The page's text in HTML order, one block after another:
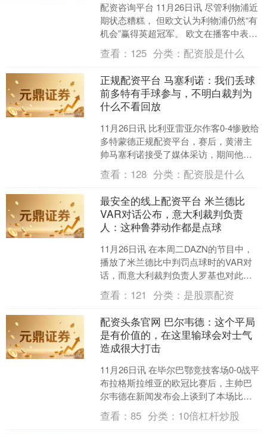
配资咨询平台 11月26日讯 尽管利物浦近
期状态糟糕， 但欧文认为利物浦仍然“有
机会”赢得英超冠军。 欧文在播客中表
示：“他们很可能无缘冠军，但我仍然认
为他们有....
查看： 125 分类： 配资股是什么
正规配资平台 马塞利诺：我们丢球
前多特有手球参与，不明白裁判为
什么不看回放
11月26日讯 比利亚雷亚尔作客0-4惨败给
多特蒙德正规配资平台，赛后，黄潜主
帅马塞利诺接受了媒体采访，期间他分
析了本场失利并谈到了裁判的争议判
罚。 马塞利诺说....
查看： 128 分类： 配资股是什么
最安全的线上配资平台 米兰德比
VAR对话公布，意大利裁判负责
人：这种鲁莽动作都是点球
11月26日讯 在本周二DAZN的节目中，
播放了米兰德比中判罚点球时的VAR对
话，而意大利裁判负责人罗基也对此进
行了点评。 在上一轮意甲联赛的米兰德
比，国米0-....
查看： 121 分类： 是股票配资
配资头条官网 巴尔韦德：这个平局
是有价值的，在这里输球会对士气
造成很大打击
11月26日讯 在毕尔巴鄂竞技客场0-0战平
布拉格斯拉维亚的欧冠比赛后，主帅巴
尔韦德在新闻发布会上谈到了本场比赛
和晋级形势。 关于对比赛的分析 “这是一
场充满拼....
查看：85 分类： 10倍杠杆炒股